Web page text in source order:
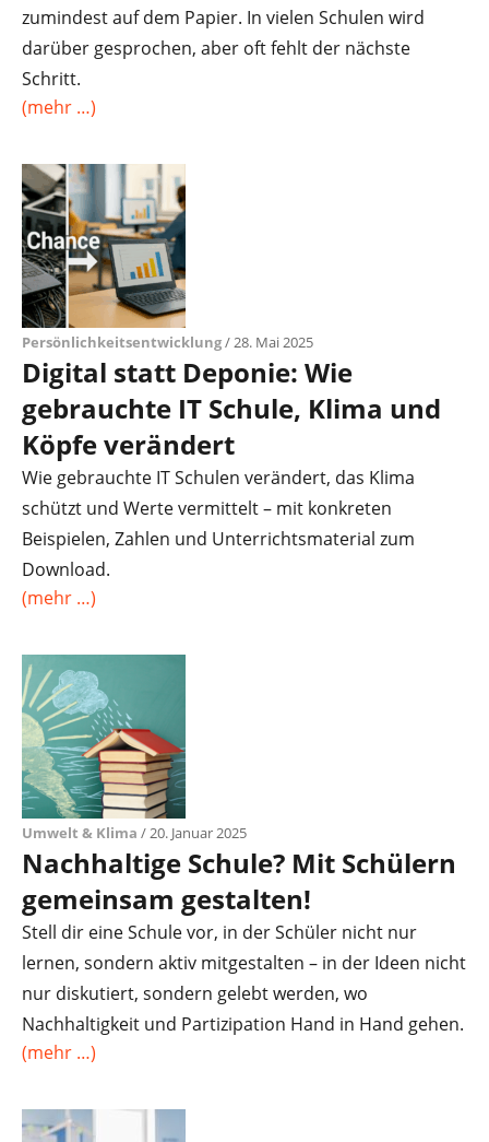
zumindest auf dem Papier. In vielen Schulen wird
darüber gesprochen, aber oft fehlt der nächste
Schritt.
(mehr …)
Persönlichkeitsentwicklung/ 28. Mai 2025
Digital statt Deponie: Wie
gebrauchte IT Schule, Klima und
Köpfe verändert
Wie gebrauchte IT Schulen verändert, das Klima
schützt und Werte vermittelt – mit konkreten
Beispielen, Zahlen und Unterrichtsmaterial zum
Download.
(mehr …)
Umwelt & Klima / 20. Januar 2025
Nachhaltige Schule? Mit Schülern
gemeinsam gestalten!
Stell dir eine Schule vor, in der Schüler nicht nur
lernen, sondern aktiv mitgestalten – in der Ideen nicht
nur diskutiert, sondern gelebt werden, wo
Nachhaltigkeit und Partizipation Hand in Hand gehen.
(mehr …)